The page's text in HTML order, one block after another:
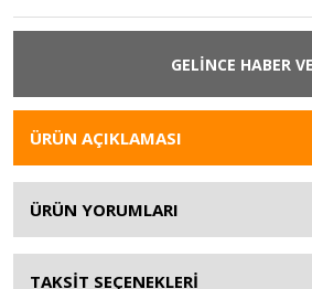
GELİNCE HABER
ÜRÜN AÇIKLAMASI
ÜRÜN YORUMLARI
TAKSİT SEÇENEKLERİ